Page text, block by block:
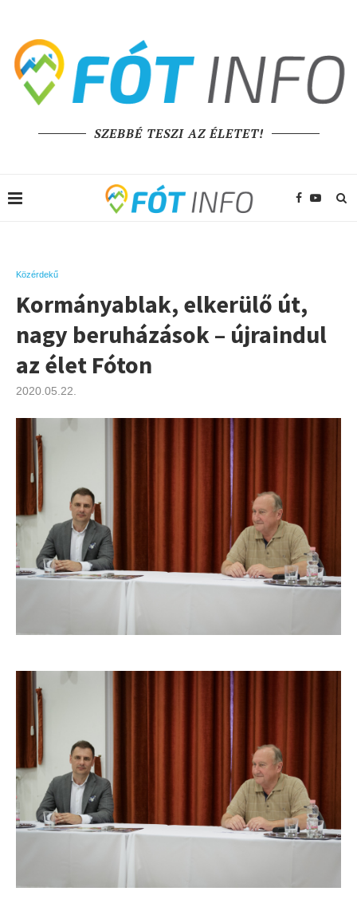
SZEBBÉ TESZI AZ ÉLETET!
Közérdekű
Kormányablak, elkerülő út,
nagy beruházások – újraindul
az élet Fóton
2020.05.22.